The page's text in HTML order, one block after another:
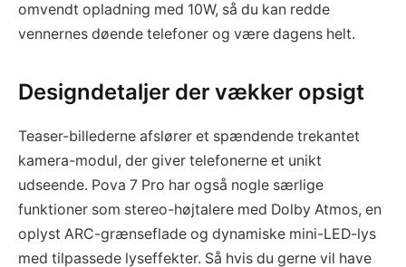
omvendt opladning med 10W, så du kan redde
vennernes døende telefoner og være dagens helt.
Designdetaljer der vækker opsigt
Teaser-billederne afslører et spændende trekantet
kamera-modul, der giver telefonerne et unikt
udseende. Pova 7 Pro har også nogle særlige
funktioner som stereo-højtalere med Dolby Atmos, en
oplyst ARC-grænseflade og dynamiske mini-LED-lys
med tilpassede lyseffekter. Så hvis du gerne vil have